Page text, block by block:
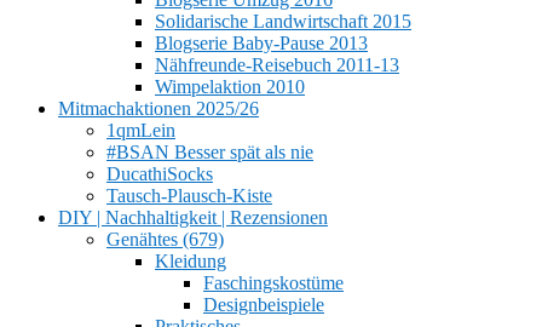
Solidarische Landwirtschaft 2015
Blogserie Baby-Pause 2013
Nähfreunde-Reisebuch 2011-13
Wimpelaktion 2010
Mitmachaktionen 2025/26
1qmLein
#BSAN Besser spät als nie
DucathiSocks
Tausch-Plausch-Kiste
DIY | Nachhaltigkeit | Rezensionen
Genähtes (679)
Kleidung
Faschingskostüme
Designbeispiele